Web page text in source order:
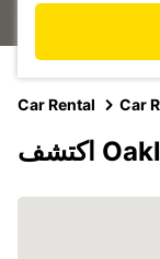
Car Rental Car